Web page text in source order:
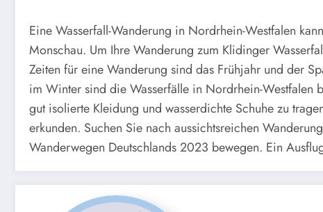
Eine Wasserfall-Wanderung in Nordrhein-Westfalen
Monschau. Um Ihre Wanderung zum Klidinger
Zeiten für eine Wanderung sind das Frühjahr und der
im Winter sind die Wasserfälle in Nordrhein-Westfalen
gut isolierte Kleidung und wasserdichte Schuhe zu
erkunden. Suchen Sie nach aussichtsreichen
Wanderwegen Deutschlands 2023 bewegen. Ein